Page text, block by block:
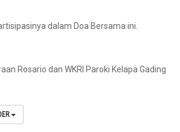
dalam Doa Bersama ini.
Rosario dan WKRI Paroki Kelapa Gading